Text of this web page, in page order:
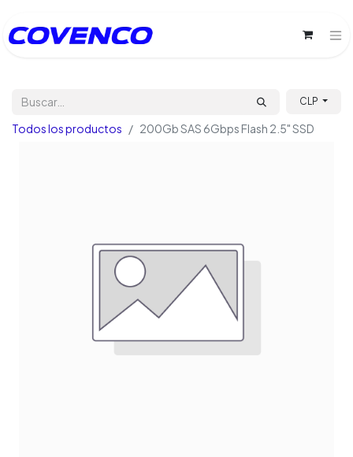
CLP
Todos los productos 200Gb SAS 6Gbps Flash 2.5" SSD